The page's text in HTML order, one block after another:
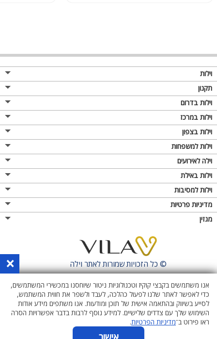
וילות
תקנון
וילות בדרום
וילות במרכז
וילות בצפון
וילות למשפחות
וילה לאירועים
וילות באילת
וילות למסיבות
מדיניות פרטיות
מגזין
© כל הזכויות שמורות לאתרוילה ×
אנו משתמשים בקבצי קוקיז וטכנולוגיות ניטור שיוחסנו במכשירי המשתמשים,
כדי לאפשר לאתר שלנו לפעול כהלכה, לעבד ולשפר את חווית המשתמש,
לסייע בשיווק ובהתאמה אישית של תוכן ומודעות. אנו משתפים מידע אודות
השימוש שלך עם צדדים שלישיים. למידע נוסף לרבות בדבר אפשרויות הסרה
ראו פירוט ב־מדיניות הפרטיות.